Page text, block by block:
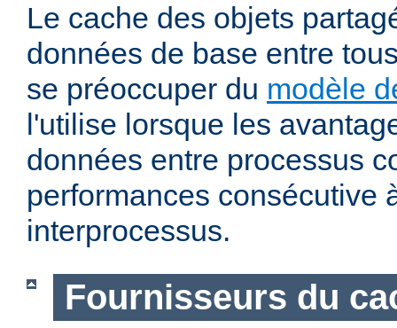
Le cache des objets
données de base entre
se préoccuper du modèle
l'utilise lorsque les
données entre processus
performances consécutive
interprocessus.
Fournisseurs du